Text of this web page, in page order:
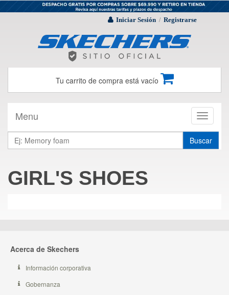
Iniciar Sesión / Registrarse
Tu carrito de compra está vacío
Toggle
Menu
Buscar
GIRL'S SHOES
Acerca de Skechers
Información corporativa
Gobernanza